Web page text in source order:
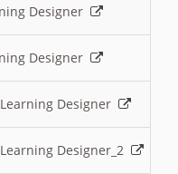
Designer
Designer
Designer
Designer_2